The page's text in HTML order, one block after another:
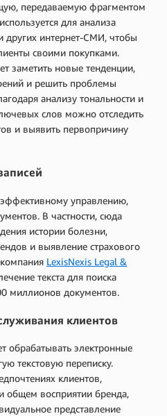
передаваемую фрагментом
для анализа
интернет-СМИ, чтобы
своими покупками.
заметить новые тенденции,
и решить проблемы
анализу тональности и
слов можно отследить
и выявить первопричину
эффективному управлению,
В частности, сюда
истории болезни,
и выявление страхового
LexisNexis Legal &
текста для поиска
миллионов документов.
клиентов
обрабатывать электронные
текстовую переписку.
клиентов,
общем восприятии бренда,
представление